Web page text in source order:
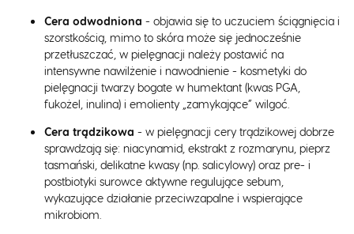
Cera odwodniona - objawia się to uczuciem ściągnięcia i
szorstkością, mimo to skóra może się jednocześnie
przetłuszczać, w pielęgnacji należy postawić na
intensywne nawilżenie i nawodnienie - kosmetyki do
pielęgnacji twarzy bogate w humektant (kwas PGA,
fukożel, inulina) i emolienty „zamykające” wilgoć.
Cera trądzikowa - w pielęgnacji cery trądzikowej dobrze
sprawdzają się: niacynamid, ekstrakt z rozmarynu, pieprz
tasmański, delikatne kwasy (np. salicylowy) oraz pre- i
postbiotyki surowce aktywne regulujące sebum,
wykazujące działanie przeciwzapalne i wspierające
mikrobiom.